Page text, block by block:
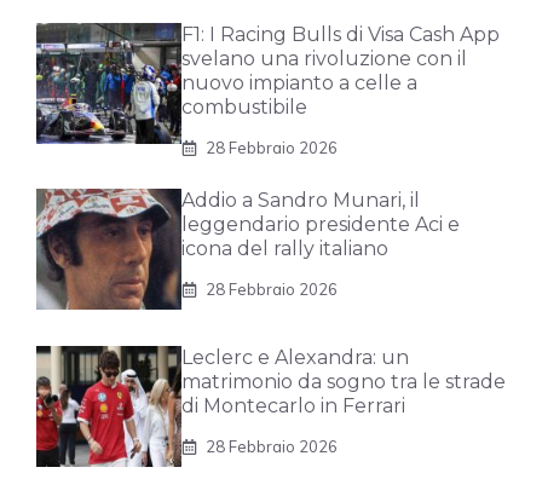
F1: I Racing Bulls di Visa Cash App
svelano una rivoluzione con il
nuovo impianto a celle a
combustibile
28 Febbraio 2026
Addio a Sandro Munari, il
leggendario presidente Aci e
icona del rally italiano
28 Febbraio 2026
Leclerc e Alexandra: un
matrimonio da sogno tra le strade
di Montecarlo in Ferrari
28 Febbraio 2026